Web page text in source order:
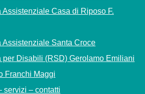
Casa di Riposo F.
Assistenziale Santa Croce
per Disabili (RSD) Gerolamo Emiliani
Franchi Maggi
servizi – contatti